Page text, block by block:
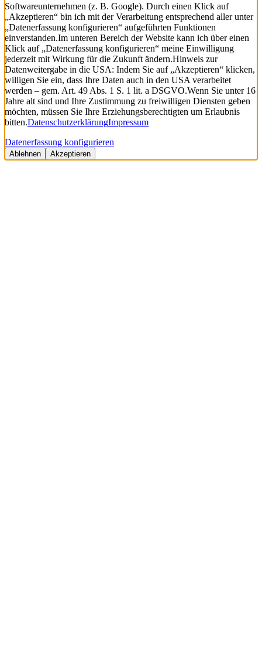
Softwareunternehmen (z. B. Google). Durch einen Klick auf
„Akzeptieren“ bin ich mit der Verarbeitung entsprechend aller unter
„Datenerfassung konfigurieren“ aufgeführten Funktionen
einverstanden.Im unteren Bereich der Website kann ich über einen
Klick auf „Datenerfassung konfigurieren“ meine Einwilligung
jederzeit mit Wirkung für die Zukunft ändern.Hinweis zur
Datenweitergabe in die USA: Indem Sie auf „Akzeptieren“ klicken,
willigen Sie ein, dass Ihre Daten auch in den USA verarbeitet
werden – gem. Art. 49 Abs. 1 S. 1 lit. a DSGVO.Wenn Sie unter 16
Jahre alt sind und Ihre Zustimmung zu freiwilligen Diensten geben
möchten, müssen Sie Ihre Erziehungsberechtigten um Erlaubnis
bitten.DatenschutzerklärungImpressum
Datenerfassung konfigurieren
Ablehnen Akzeptieren